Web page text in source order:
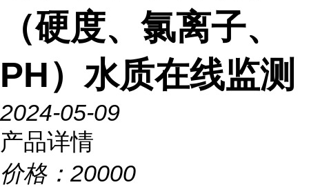
（硬度、氯离子、
PH）水质在线监测
2024-05-09
产品详情
价格： 20000